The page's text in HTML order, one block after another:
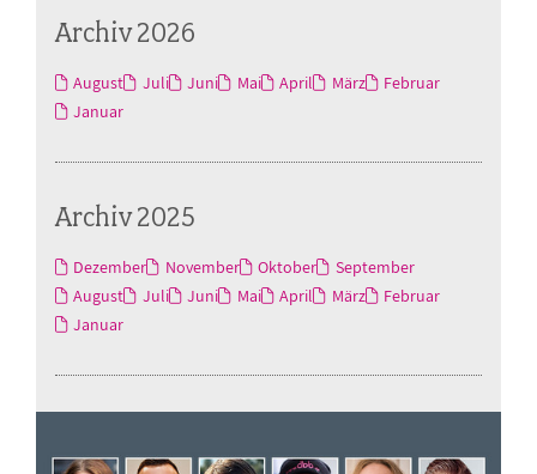
Archiv 2026
August Juli Juni Mai April März
Februar
Januar
Archiv 2025
Dezember November Oktober
September
August
Juli Juni Mai April März
Februar
Januar